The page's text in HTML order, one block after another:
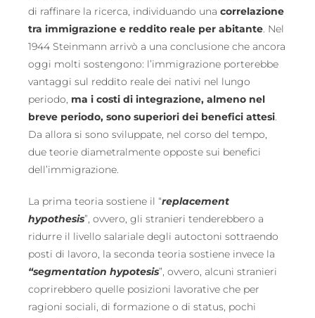
di raffinare la ricerca, individuando unacorrelazione
tra immigrazione e reddito reale per abitante . Nel
1944 Steinmann arrivò a una conclusione che ancora
oggi molti sostengono: l’immigrazione porterebbe
vantaggi sul reddito reale dei nativi nel lungo
periodo, ma i costi di integrazione, almeno nel
breve periodo, sono superiori dei benefici attesi
Da allora si sono sviluppate, nel corso del tempo,
due teorie diametralmente opposte sui benefici
dell’immigrazione.
La prima teoria sostiene il “replacement
hypothesis”, ovvero, gli stranieri tenderebbero a
ridurre il livello salariale degli autoctoni sottraendo
posti di lavoro, la seconda teoria sostiene invece la
“segmentation hypotesis”, ovvero, alcuni stranieri
coprirebbero quelle posizioni lavorative che per
ragioni sociali, di formazione o di status, pochi